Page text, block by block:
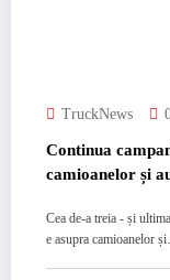
TruckNews
Continua
camioanelor și
Cea de-a treia - și
e asupra camioanelor